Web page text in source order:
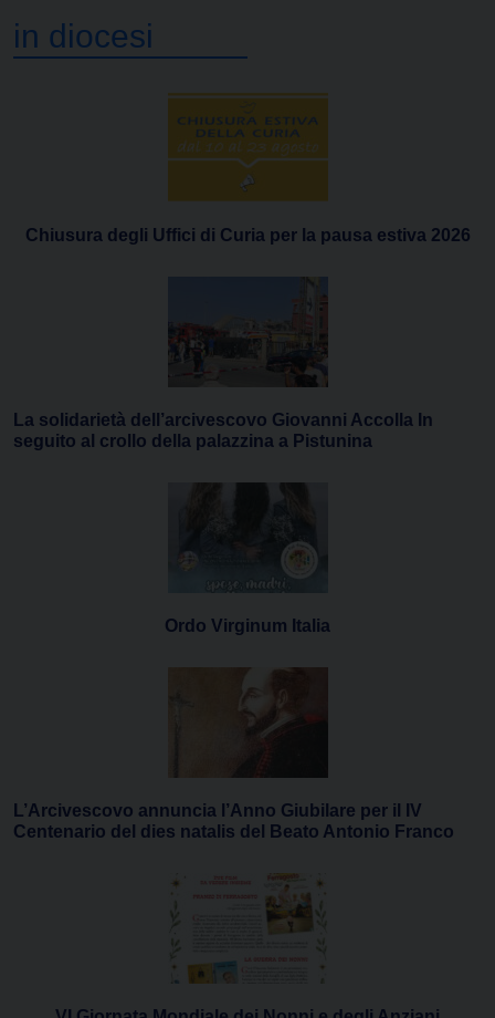
in diocesi
Chiusura degli Uffici di Curia per la pausa estiva 2026
La solidarietà dell’arcivescovo Giovanni Accolla In
seguito al crollo della palazzina a Pistunina
Ordo Virginum Italia
L’Arcivescovo annuncia l’Anno Giubilare per il IV
Centenario del dies natalis del Beato Antonio Franco